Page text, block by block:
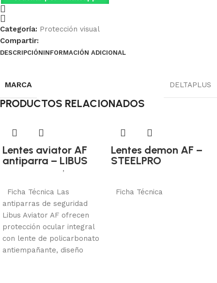
Categoría: Protección visual
Compartir:
DESCRIPCIÓNINFORMACIÓN ADICIONAL
MARCA
DELTAPLUS
PRODUCTOS RELACIONADOS
Lentes aviator AF
antiparra – LIBUS
Protección visual ,
Ficha Técnica Las
antiparras de seguridad
Libus Aviator AF ofrecen
protección ocular integral
con lente de policarbonato
antiempañante, diseño
Lentes demon AF –
STEELPRO
Ficha Técnica